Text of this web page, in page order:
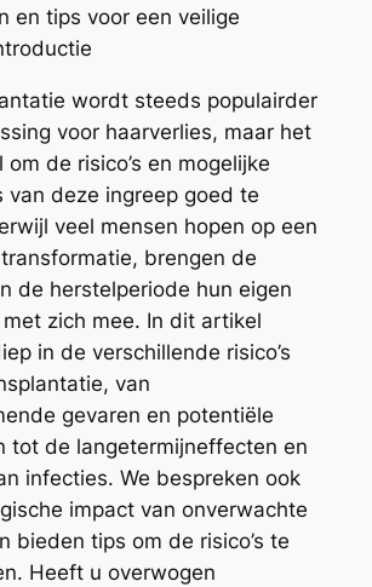
en tips voor een veilige
wordt steeds populairder
voor haarverlies, maar het
de risico’s en mogelijke
van deze ingreep goed te
veel mensen hopen op een
brengen de
de herstelperiode hun eigen
zich mee. In dit artikel
in de verschillende risico’s
van
gevaren en potentiële
tot de langetermijneffecten en
infecties. We bespreken ook
impact van onverwachte
bieden tips om de risico’s te
Heeft u overwogen